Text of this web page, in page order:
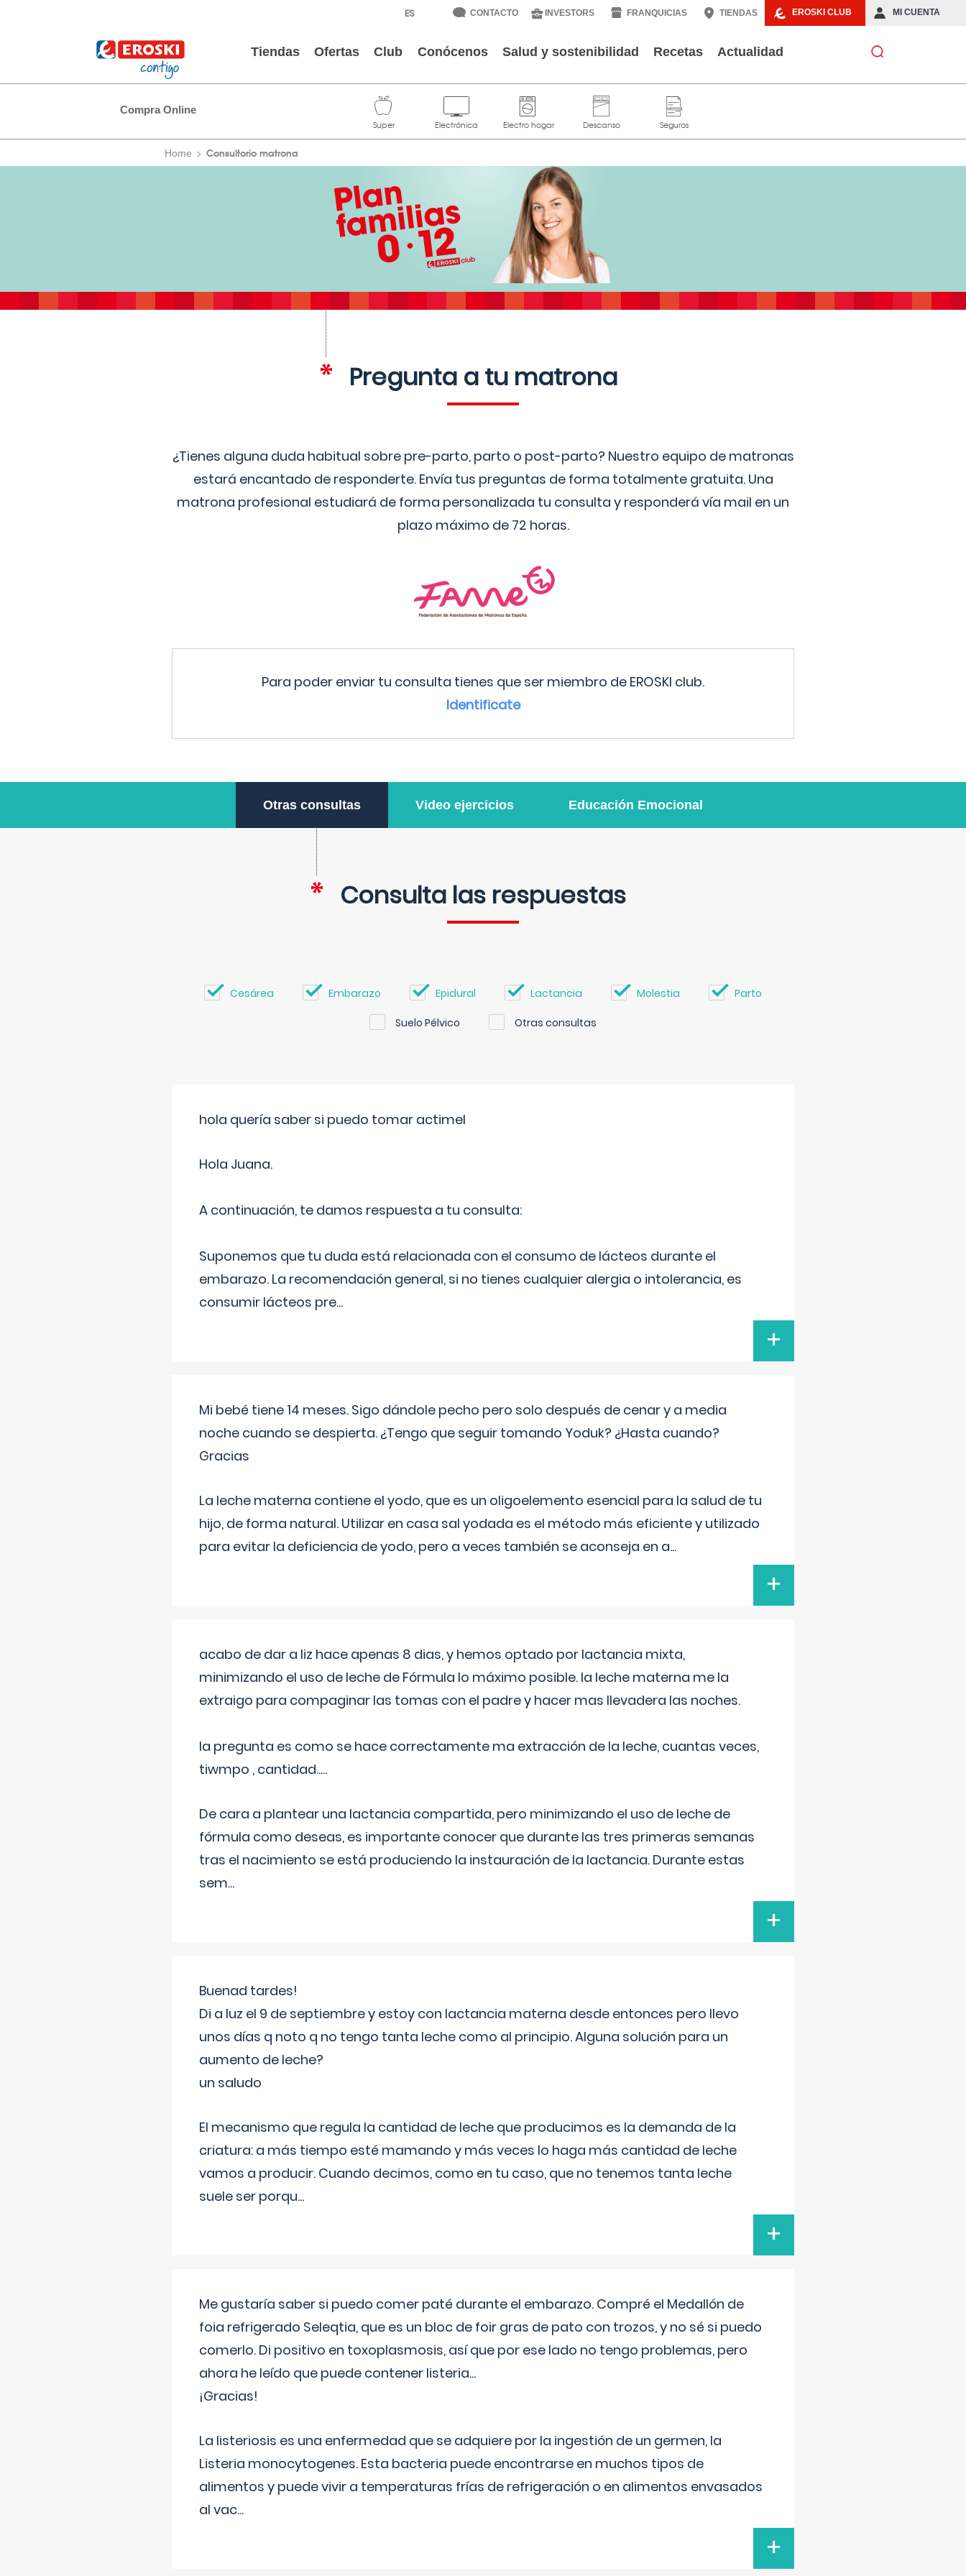
EROSKI CLUB MI CUENTA
CONTACTO INVESTORS FRANQUICIAS TIENDAS
Tiendas Ofertas Club Conócenos Salud y sostenibilidad Recetas Actualidad
Compra Online
Home Consultorio matrona
Pregunta a tu matrona
¿Tienes alguna duda habitual sobre pre-parto, parto o post-parto? Nuestro equipo de matronas
estará encantado de responderte. Envía tus preguntas de forma totalmente gratuita. Una
matrona profesional estudiará de forma personalizada tu consulta y responderá vía mail en un
plazo máximo de 72 horas.
Para poder enviar tu consulta tienes que ser miembro de EROSKI club.
Identificate
Otras consultas Video ejercicios Educación Emocional
Consulta las respuestas
Cesárea Embarazo Epidural Lactancia Molestia Parto
Suelo Pélvico Otras consultas
hola quería saber si puedo tomar actimel
Hola Juana.
A continuación, te damos respuesta a tu consulta:
Suponemos que tu duda está relacionada con el consumo de lácteos durante el
embarazo. La recomendación general, si no tienes cualquier alergia o intolerancia, es
consumir lácteos pre...
+
Mi bebé tiene 14 meses. Sigo dándole pecho pero solo después de cenar y a media
noche cuando se despierta. ¿Tengo que seguir tomando Yoduk? ¿Hasta cuando?
Gracias
La leche materna contiene el yodo, que es un oligoelemento esencial para la salud de tu
hijo, de forma natural. Utilizar en casa sal yodada es el método más eficiente y utilizado
para evitar la deficiencia de yodo, pero a veces también se aconseja en a...
+
acabo de dar a liz hace apenas 8 dias, y hemos optado por lactancia mixta,
minimizando el uso de leche de Fórmula lo máximo posible. la leche materna me la
extraigo para compaginar las tomas con el padre y hacer mas llevadera las noches.
la pregunta es como se hace correctamente ma extracción de la leche, cuantas veces,
tiwmpo , cantidad.....
De cara a plantear una lactancia compartida, pero minimizando el uso de leche de
fórmula como deseas, es importante conocer que durante las tres primeras semanas
tras el nacimiento se está produciendo la instauración de la lactancia. Durante estas
sem...
+
Buenad tardes!
Di a luz el 9 de septiembre y estoy con lactancia materna desde entonces pero llevo
unos días q noto q no tengo tanta leche como al principio. Alguna solución para un
aumento de leche?
un saludo
El mecanismo que regula la cantidad de leche que producimos es la demanda de la
criatura: a más tiempo esté mamando y más veces lo haga más cantidad de leche
vamos a producir. Cuando decimos, como en tu caso, que no tenemos tanta leche
suele ser porqu...
+
Me gustaría saber si puedo comer paté durante el embarazo. Compré el Medallón de
foia refrigerado Seleqtia, que es un bloc de foir gras de pato con trozos, y no sé si puedo
comerlo. Di positivo en toxoplasmosis, así que por ese lado no tengo problemas, pero
ahora he leído que puede contener listeria...
¡Gracias!
La listeriosis es una enfermedad que se adquiere por la ingestión de un germen, la
Listeria monocytogenes. Esta bacteria puede encontrarse en muchos tipos de
alimentos y puede vivir a temperaturas frías de refrigeración o en alimentos envasados
al vac...
+